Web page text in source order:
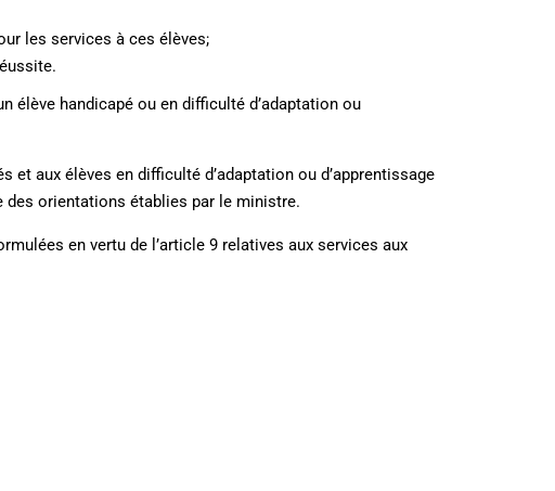
les services à ces élèves;
élève handicapé ou en difficulté d’adaptation ou
aux élèves en difficulté d’adaptation ou d’apprentissage
des orientations établies par le ministre.
en vertu de l’article 9 relatives aux services aux